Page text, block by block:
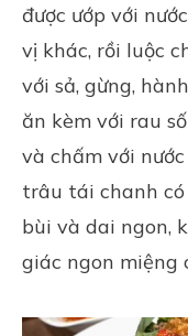
được ướp với
vị khác, rồi luộc
với sả, gừng,
ăn kèm với rau
và chấm với
trâu tái chanh
bùi và dai ngon,
giác ngon miệng